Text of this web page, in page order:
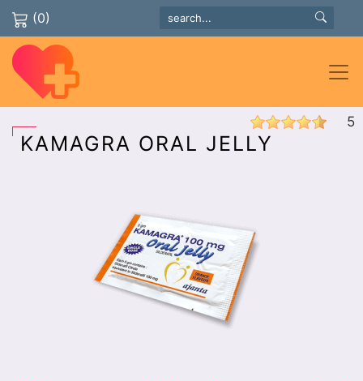
(0)
KAMAGRA ORAL JELLY
5